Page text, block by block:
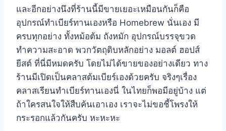
และอีกอย่างนึงที่ร้านนี้มีขายเยอะเหมือนกันก็คือ
อุปกรณ์ทำเบียร์ทานเองหรือ Homebrew นั่นเอง มี
ครบทุกอย่าง ทั้งหม้อต้ม ถังหมัก อุปกรณ์บรรจุขวด
ทำความสะอาด พวกวัตถุดิบหลักอย่าง มอลต์ ฮอปส์
ยีสต์ ที่นี่มีหมดครับ โดยไม่ได้ขายของอย่างเดียว ทาง
ร้านมีเปิดเป็นคลาสต้มเบียร์เองด้วยครับ จริงๆเรื่อง
คลาสเรียนทำเบียร์ทานเองนี่ ในไทยก็พอมีอยู่บ้าง แต่
ถ้าใครสนใจให้สืบค้นเอาเอง เราจะไม่ขอชี้โพรงให้
กระรอกแล้วกันครับ หะหะหะ